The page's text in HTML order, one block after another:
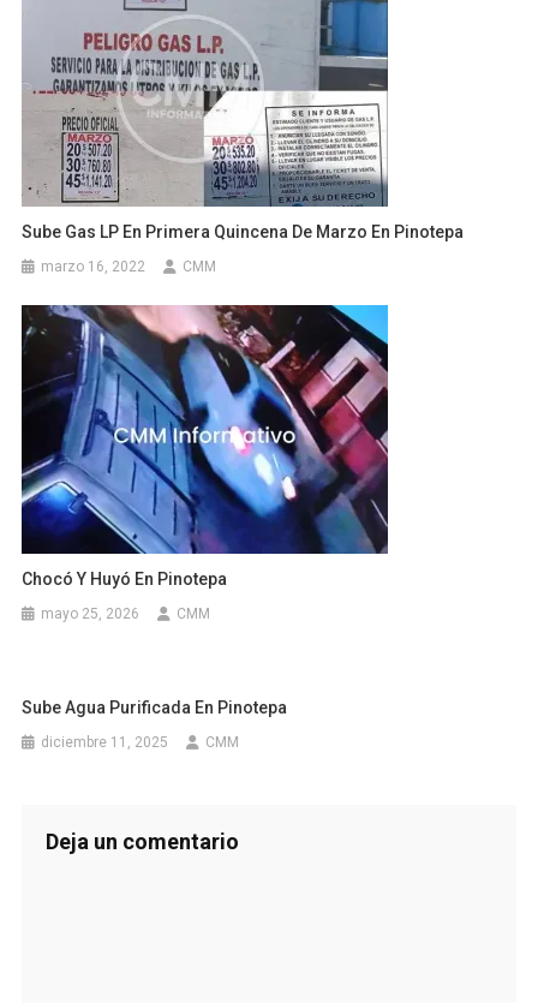
Sube Gas LP En Primera Quincena De Marzo En Pinotepa
marzo 16, 2022 CMM
Chocó Y Huyó En Pinotepa
mayo 25, 2026 CMM
Sube Agua Purificada En Pinotepa
diciembre 11, 2025 CMM
Deja un comentario